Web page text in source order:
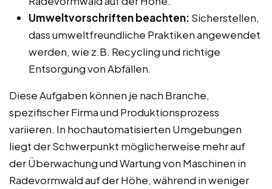
Umweltvorschriften beachten: Sicherstellen,
dass umweltfreundliche Praktiken angewendet
werden, wie z.B. Recycling und richtige
Entsorgung von Abfällen.
Diese Aufgaben können je nach Branche,
spezifischer Firma und Produktionsprozess
variieren. In hochautomatisierten Umgebungen
liegt der Schwerpunkt möglicherweise mehr auf
der Überwachung und Wartung von Maschinen in
Radevormwald auf der Höhe, während in weniger